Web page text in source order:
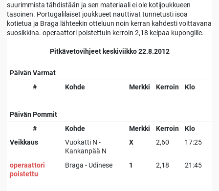
suurimmista tähdistään ja sen materiaali ei ole kotijoukkueen
tasoinen. Portugalilaiset joukkueet nauttivat tunnetusti isoa
kotietua ja Braga lähteekin otteluun noin kerran kahdesti voittavana
suosikkina. operaattori poistettuin kerroin 2,18 kelpaa kupongille.
Pitkävetovihjeet keskiviikko 22.8.2012
Päivän Varmat
#
Kohde Merkki Kerroin Klo
Päivän Pommit
#
Kohde Merkki Kerroin
Klo
Veikkaus
Vuokatti N -
Kankanpää N
X 2,60 17:25
operaattori
poistettu
Braga - Udinese 1 2,18 21:45